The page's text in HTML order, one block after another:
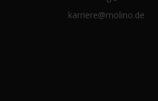
karriere@molino.de